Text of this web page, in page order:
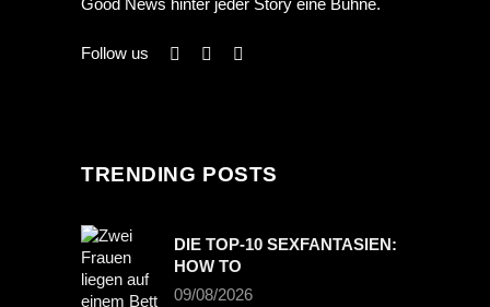
Good News hinter jeder Story eine Bühne.
Follow us
TRENDING POSTS
DIE TOP-10 SEXFANTASIEN:
HOW TO
09/08/2026